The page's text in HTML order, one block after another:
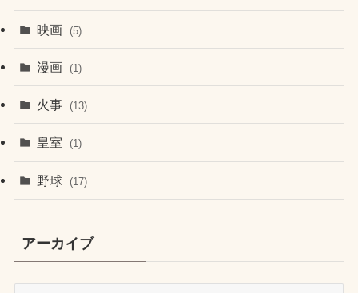
映画 (5)
漫画 (1)
火事 (13)
皇室 (1)
野球 (17)
アーカイブ